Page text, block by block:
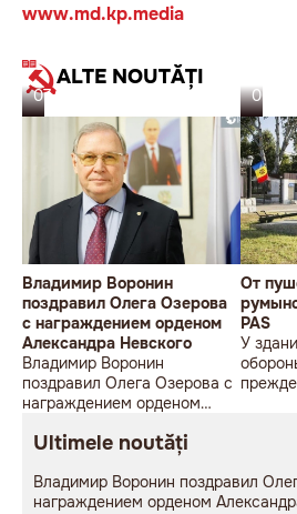
www.md.kp.media
ALTE NOUTĂȚI
07.08.26
Владимир Воронин
поздравил Олега Озерова
с награждением орденом
Александра Невского
Владимир Воронин
поздравил Олега Озерова с
награждением орденом
От
PAS
У
Ultimele noutăți
Владимир Воронин поздравил
награждением орденом